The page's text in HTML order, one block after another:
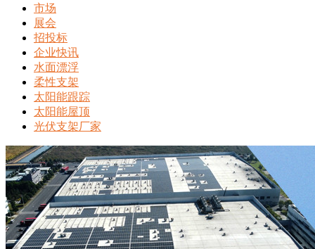
市场
展会
招投标
企业快讯
水面漂浮
柔性支架
太阳能跟踪
太阳能屋顶
光伏支架厂家